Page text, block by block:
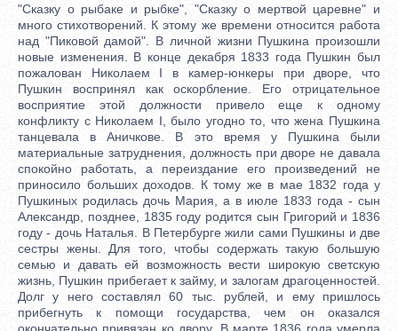
"Сказку о рыбаке и рыбке", "Сказку о мертвой царевне" и
много стихотворений. К этому же времени относится работа
над "Пиковой дамой". В личной жизни Пушкина произошли
новые изменения. В конце декабря 1833 года Пушкин был
пожалован Николаем I в камер-юнкеры при дворе, что
Пушкин воспринял как оскорбление. Его отрицательное
восприятие этой должности привело еще к одному
конфликту с Николаем I, было угодно то, что жена Пушкина
танцевала в Аничкове. В это время у Пушкина были
материальные затруднения, должность при дворе не давала
спокойно работать, а переиздание его произведений не
приносило больших доходов. К тому же в мае 1832 года у
Пушкиных родилась дочь Мария, а в июле 1833 года - сын
Александр, позднее, 1835 году родится сын Григорий и 1836
году - дочь Наталья. В Петербурге жили сами Пушкины и две
сестры жены. Для того, чтобы содержать такую большую
семью и давать ей возможность вести широкую светскую
жизнь, Пушкин прибегает к займу, и залогам драгоценностей.
Долг у него составлял 60 тыс. рублей, и ему пришлось
прибегнуть к помощи государства, чем он оказался
окончательно привязан ко двору. В марте 1836 года умерла